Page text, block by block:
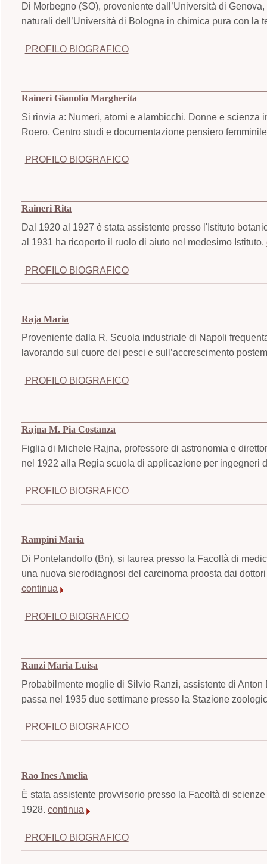
Di Morbegno (SO), proveniente dall’Università di
naturali dell’Università di Bologna in chimica pura con
PROFILO BIOGRAFICO
Raineri Gianolio Margherita
Si rinvia a: Numeri, atomi e alambicchi. Donne e scienza
Roero, Centro studi e documentazione pensiero
PROFILO BIOGRAFICO
Raineri Rita
Dal 1920 al 1927 è stata assistente presso l'Istituto
al 1931 ha ricoperto il ruolo di aiuto nel medesimo Istituto.
PROFILO BIOGRAFICO
Raja Maria
Proveniente dalla R. Scuola industriale di Napoli
lavorando sul cuore dei pesci e sull’accrescimento
PROFILO BIOGRAFICO
Rajna M. Pia Costanza
Figlia di Michele Rajna, professore di astronomia e
nel 1922 alla Regia scuola di applicazione per ingegneri
PROFILO BIOGRAFICO
Rampini Maria
Di Pontelandolfo (Bn), si laurea presso la Facoltà di
una nuova sierodiagnosi del carcinoma proosta dai
continua
PROFILO BIOGRAFICO
Ranzi Maria Luisa
Probabilmente moglie di Silvio Ranzi, assistente di
passa nel 1935 due settimane presso la Stazione
PROFILO BIOGRAFICO
Rao Ines Amelia
È stata assistente provvisorio presso la Facoltà di
1928.continua
PROFILO BIOGRAFICO